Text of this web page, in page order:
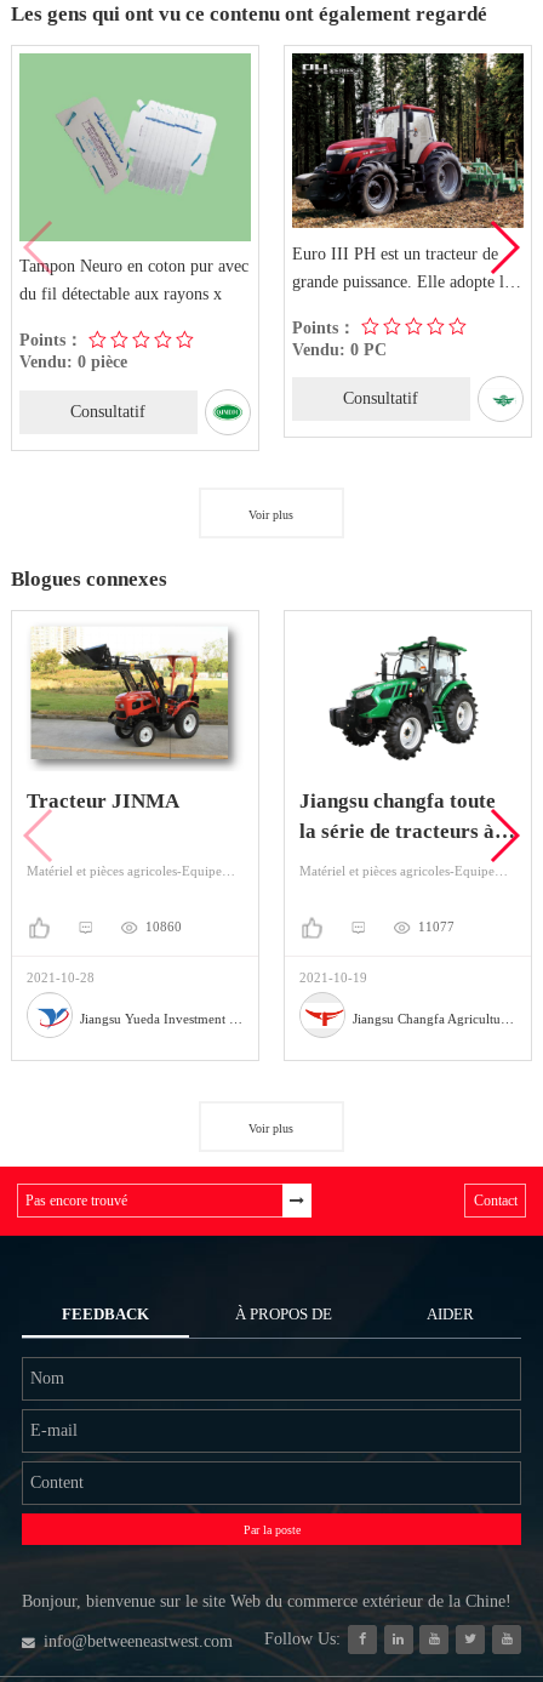
Les gens qui ont vu ce contenu ont également regardé
Tampon Neuro en coton pur avec
du fil détectable aux rayons x
Points：
Vendu: 0 pièce
Consultatif
Euro III PH est un tracteur de
grande puissance. Elle adopte les
Points：
Vendu: 0 PC
Consultatif
Voir plus
Blogues connexes
Tracteur JINMA
Matériel et pièces agricoles-Equipement agricole-Tracteur
10860
2021-10-28
Jiangsu Yueda Investment Co., Ltd
Jiangsu changfa toute
la série de tracteurs à
roues
Matériel et pièces agricoles-Equipement agricole-Tracteur
11077
2021-10-19
Jiangsu Changfa Agricultural Equipment Holding Co., Ltd
Voir plus
Contact
FEEDBACK À PROPOS DE
NOUS
AIDER
Par la poste
Bonjour, bienvenue sur le site Web du commerce extérieur de la Chine!
info@betweeneastwest.com Follow Us: